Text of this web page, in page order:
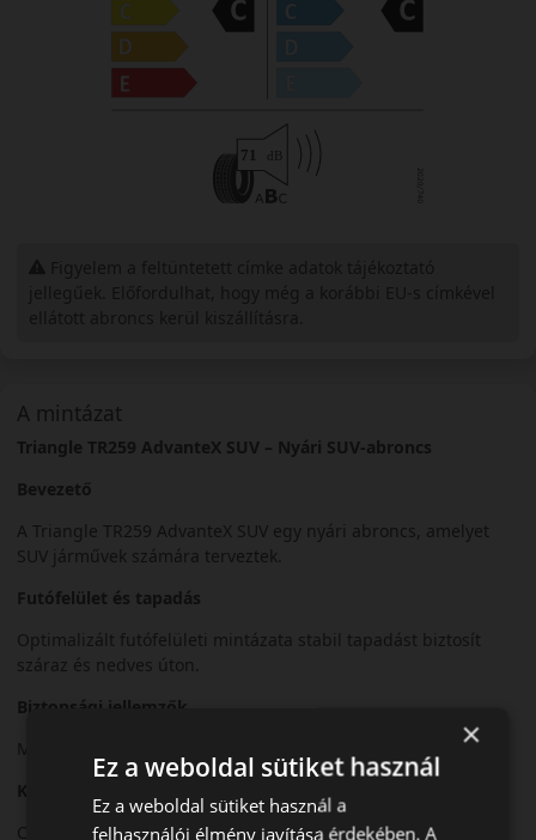
A mintázat
Triangle TR259 AdvanteX SUV – Nyári SUV-abroncs
Bevezető
A Triangle TR259 AdvanteX SUV egy nyári abroncs, amelyet
SUV járművek számára terveztek.
Futófelület és tapadás
Optimalizált futófelületi mintázata stabil tapadást biztosít
száraz és nedves úton.
Biztonsági jellemzők
Megbízható irányíthatóság és stabil fékezési teljesítmény.
Komfort és zajszint
Csendes futás és kényelmes vezetési élmény.
×
Ez a weboldal sütiket használ
Ez a weboldal sütiket használ a
felhasználói élmény javítása érdekében. A